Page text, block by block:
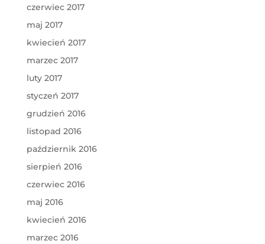
czerwiec 2017
maj 2017
kwiecień 2017
marzec 2017
luty 2017
styczeń 2017
grudzień 2016
listopad 2016
październik 2016
sierpień 2016
czerwiec 2016
maj 2016
kwiecień 2016
marzec 2016